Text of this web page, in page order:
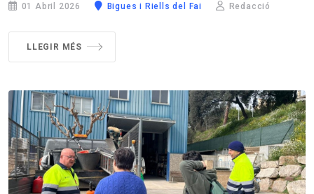
01 Abril 2026 Bigues i Riells del Fai Redacció
LLEGIR MÉS